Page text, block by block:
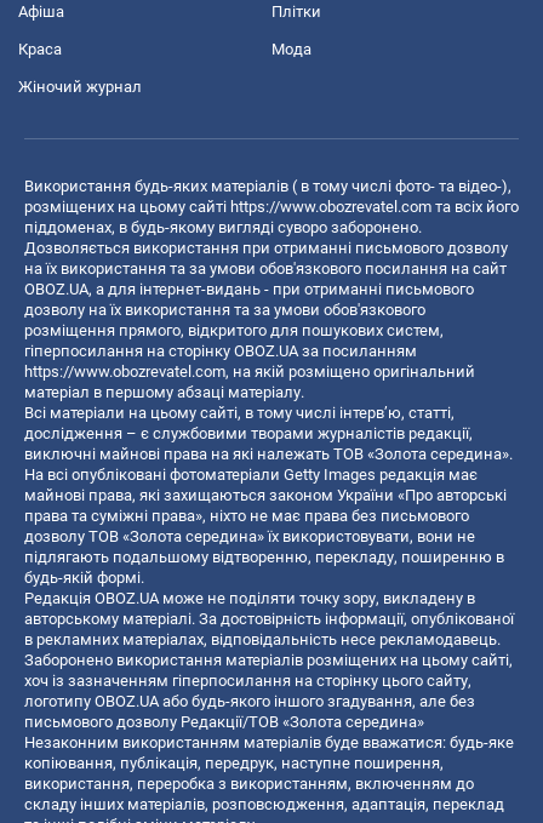
Афіша Плітки
Краса Мода
Жіночий журнал
Використання будь-яких матеріалів ( в тому числі фото- та відео-),
розміщених на цьому сайті https://www.obozrevatel.com та всіх його
піддоменах, в будь-якому вигляді суворо заборонено.
Дозволяється використання при отриманні письмового дозволу
на їх використання та за умови обов'язкового посилання на сайт
OBOZ.UA, а для інтернет-видань - при отриманні письмового
дозволу на їх використання та за умови обов'язкового
розміщення прямого, відкритого для пошукових систем,
гіперпосилання на сторінку OBOZ.UA за посиланням
https://www.obozrevatel.com, на якій розміщено оригінальний
матеріал в першому абзаці матеріалу.
Всі матеріали на цьому сайті, в тому числі інтерв’ю, статті,
дослідження – є службовими творами журналістів редакції,
виключні майнові права на які належать ТОВ «Золота середина».
На всі опубліковані фотоматеріали Getty Images редакція має
майнові права, які захищаються законом України «Про авторські
права та суміжні права», ніхто не має права без письмового
дозволу ТОВ «Золота середина» їх використовувати, вони не
підлягають подальшому відтворенню, перекладу, поширенню в
будь-якій формі.
Редакція OBOZ.UA може не поділяти точку зору, викладену в
авторському матеріалі. За достовірність інформації, опублікованої
в рекламних матеріалах, відповідальність несе рекламодавець.
Заборонено використання матеріалів розміщених на цьому сайті,
хоч із зазначенням гіперпосилання на сторінку цього сайту,
логотипу OBOZ.UA або будь-якого іншого згадування, але без
письмового дозволу Редакції/ТОВ «Золота середина»
Незаконним використанням матеріалів буде вважатися: будь-яке
копiювання, публiкацiя, передрук, наступне поширення,
використання, переробка з використанням, включенням до
складу інших матеріалів, розповсюдження, адаптація, переклад